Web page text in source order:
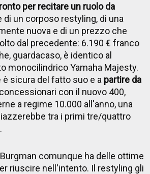
per recitare un ruolo da
un corposo restyling, di una
nuova e di un prezzo che
dal precedente: 6.190 € franco
guardacaso, è identico al
monocilindrico Yamaha Majesty.
sicura del fatto suo e a partire da
con il nuovo 400,
a regime 10.000 all'anno, una
tra i primi tre/quattro
comunque ha delle ottime
riuscire nell'intento. Il restyling gli